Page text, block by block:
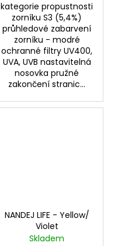
kategorie propustnosti
zorníku S3 (5,4%)
průhledové zabarvení
zorníku - modré
ochranné filtry UV400,
UVA, UVB nastavitelná
nosovka pružné
zakončení stranic...
NANDEJ LIFE - Yellow/
Violet
Skladem